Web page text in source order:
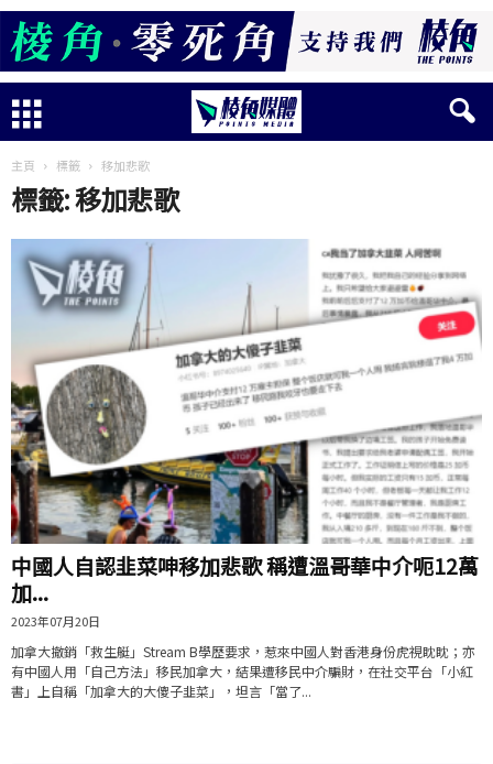
主頁 標籤 移加悲歌
標籤: 移加悲歌
中國人自認韭菜呻移加悲歌 稱遭溫哥華中介呃12萬
加...
2023年07月20日
加拿大撤銷「救生艇」Stream B學歷要求，惹來中國人對香港身份虎視眈眈；亦
有中國人用「自己方法」移民加拿大，結果遭移民中介騙財，在社交平台「小紅
書」上自稱「加拿大的大傻子韭菜」，坦言「當了...